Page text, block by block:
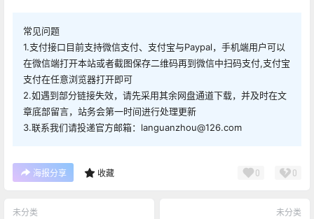
常见问题
1.支付接口目前支持微信支付、支付宝与Paypal，手机端用户可以
在微信端打开本站或者截图保存二维码再到微信中扫码支付,支付宝
支付在任意浏览器打开即可
2.如遇到部分链接失效，请先采用其余网盘通道下载，并及时在文
章底部留言，站务会第一时间进行处理更新
3.联系我们请投递官方邮箱：languanzhou@126.com
海报分享 收藏 0 0
未分类 未分类